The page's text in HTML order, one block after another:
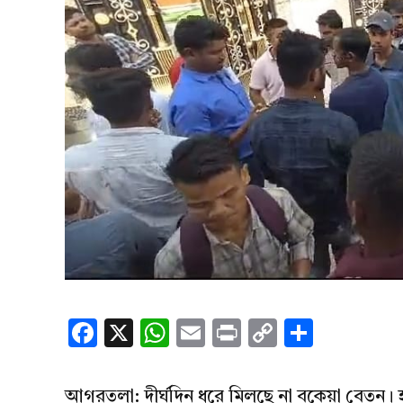
Facebook
X WhatsApp
EmailPrintCopy
আগরতলা: দীর্ঘদিন ধরে মিলছে না বকেয়া বেতন।